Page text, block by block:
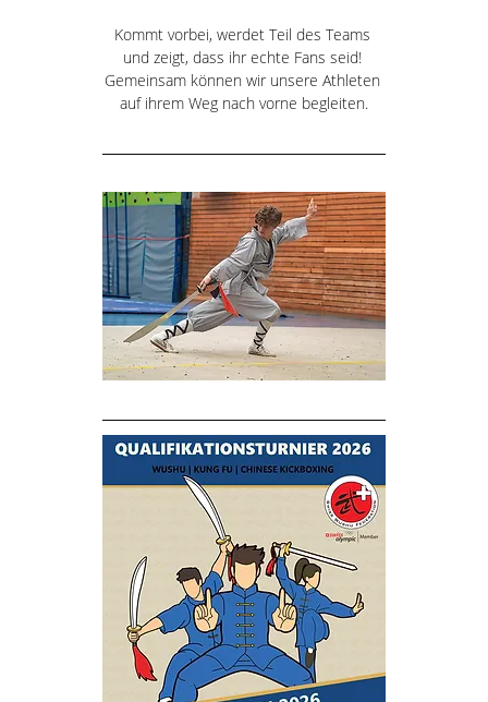
Kommt vorbei, werdet Teil des Teams
und zeigt, dass ihr echte Fans seid!
Gemeinsam können wir unsere Athleten
auf ihrem Weg nach vorne begleiten.